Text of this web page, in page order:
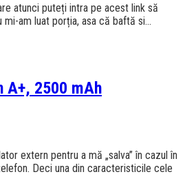
atunci puteți intra pe acest link să
mi-am luat porția, asa că baftă si...
A+, 2500 mAh
extern pentru a mă „salva” în cazul în
Deci una din caracteristicile cele